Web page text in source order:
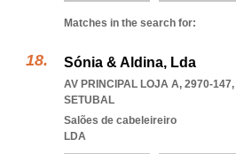
Matches in the search for:
Sónia & Aldina, Lda
AV PRINCIPAL LOJA A, 2970-147,
SETUBAL
Salões de cabeleireiro
LDA